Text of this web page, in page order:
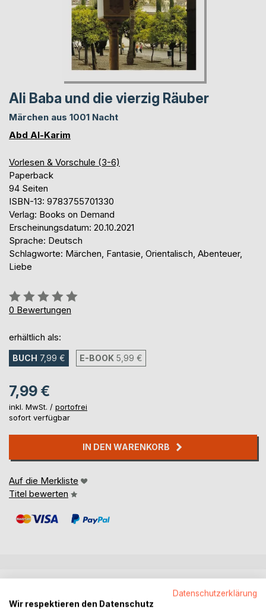
Ali Baba und die vierzig Räuber
Märchen aus 1001 Nacht
Abd Al-Karim
Vorlesen & Vorschule (3-6)
Paperback
94 Seiten
ISBN-13: 9783755701330
Verlag: Books on Demand
Erscheinungsdatum: 20.10.2021
Sprache: Deutsch
Schlagworte: Märchen, Fantasie, Orientalisch, Abenteuer,
Liebe
Bewertung::
0%
0 Bewertungen
erhältlich als:
BUCH 7,99 € E-BOOK 5,99 €
7,99 €
inkl. MwSt. / portofrei
sofort verfügbar
IN DEN WARENKORB
Auf die Merkliste
Titel bewerten
Datenschutzerklärung
Wir respektieren den Datenschutz